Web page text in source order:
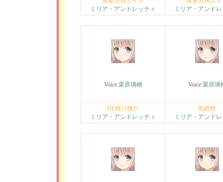
ミリア・アンドレッティ
ミリア・アンド
Voice:栗原璃栖 Voice:栗原璃
HP残り僅か
ミリア・アンドレッティ
気絶時
ミリア・アンド